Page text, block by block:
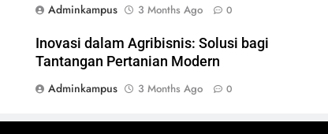
Adminkampus
3 Months Ago 0
Inovasi dalam Agribisnis: Solusi bagi
Tantangan Pertanian Modern
Adminkampus
3 Months Ago 0